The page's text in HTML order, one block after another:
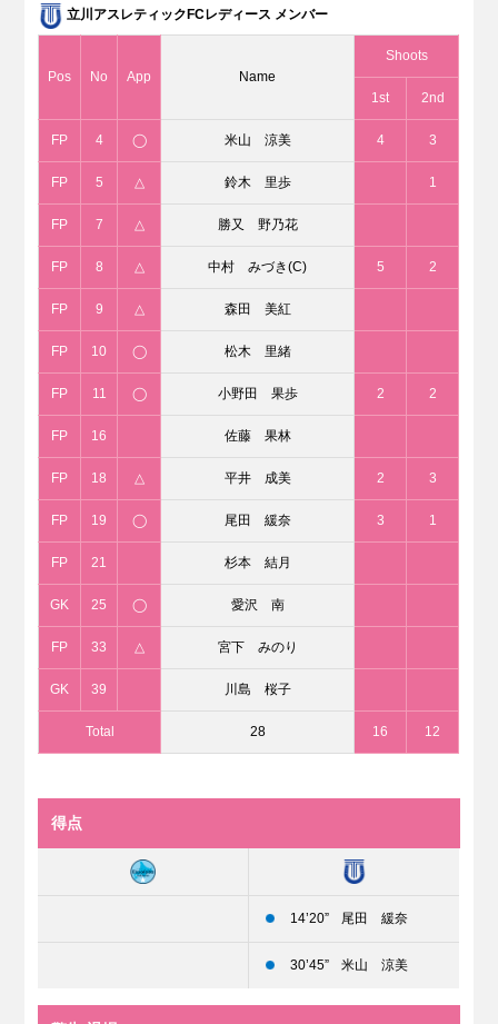
立川アスレティックFCレディース メンバー
Pos No App Name
Shoots
1st 2nd
FP 4 ◯ 米山 涼美 4 3
FP 5 △ 鈴木 里歩 1
FP 7 △ 勝又 野乃花
FP 8 △ 中村 みづき(C) 5 2
FP 9 △ 森田 美紅
FP 10 ◯ 松木 里緒
FP 11 ◯ 小野田 果歩 2 2
FP 16 佐藤 果林
FP 18 △ 平井 成美 2 3
FP 19 ◯ 尾田 緩奈 3 1
FP 21 杉本 結月
GK 25 ◯ 愛沢 南
FP 33 △ 宮下 みのり
GK 39 川島 桜子
Total 28 16 12
得点
14’20” 尾田 緩奈
30’45” 米山 涼美